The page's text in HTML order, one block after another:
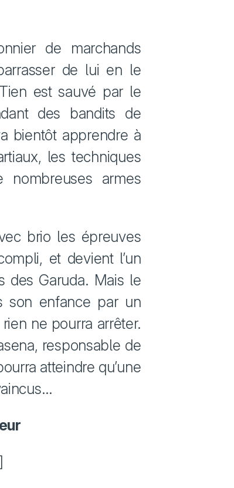
de marchands
de lui en le
est sauvé par le
des bandits de
bientôt apprendre à
les techniques
armes
brio les épreuves
et devient l’un
des Garuda. Mais le
son enfance par un
ne pourra arrêter.
responsable de
atteindre qu’une